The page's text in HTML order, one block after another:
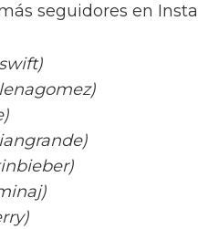
seguidores en